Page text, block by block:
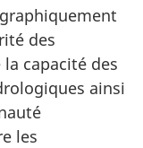
des
capacité des
ainsi
les